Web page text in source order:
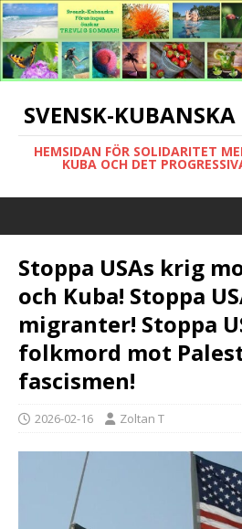
SVENSK-
HEMSIDAN FÖR SOLIDARITET
KUBA OCH DET
Stoppa USAs krig
och Kuba! Stoppa
migranter! Stoppa
folkmord mot
fascismen!
2026-02-16 Zoltan T